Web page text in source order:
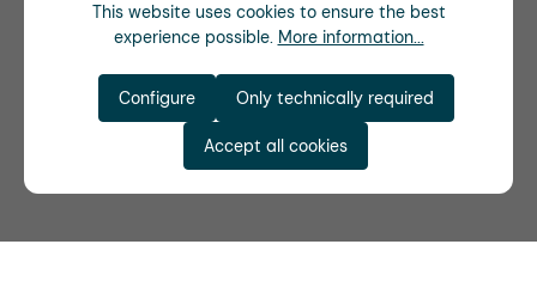
This website uses cookies to ensure the best
experience possible. More information...
Only technically required
Configure
Accept all cookies